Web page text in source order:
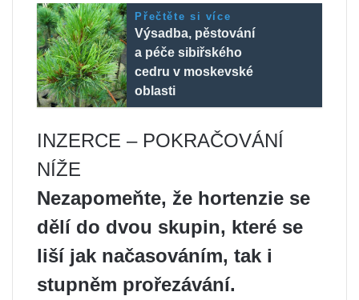
Přečtěte si více
Výsadba, pěstování
a péče sibiřského
cedru v moskevské
oblasti
INZERCE – POKRAČOVÁNÍ
NÍŽE
Nezapomeňte, že hortenzie se
dělí do dvou skupin, které se
liší jak načasováním, tak i
stupněm prořezávání.